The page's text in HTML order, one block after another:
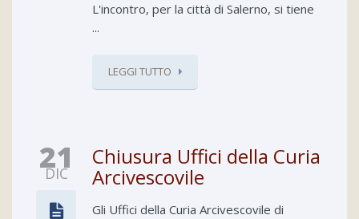
L'incontro, per la città di Salerno, si tiene
...
LEGGI TUTTO
21
DIC
Chiusura Uffici della Curia
Arcivescovile
Gli Uffici della Curia Arcivescovile di